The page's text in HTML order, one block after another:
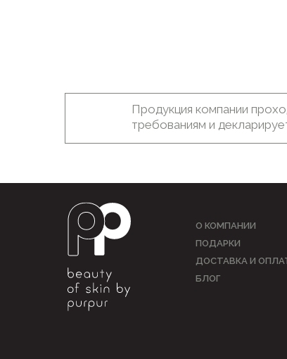
Продукция компании
требованиям и
О КОМПАНИИ
ПОДАРКИ
ДОСТАВКА И
БЛОГ